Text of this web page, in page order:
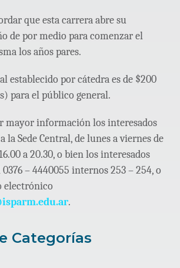
que esta carrera abre su
de por medio para comenzar el
los años pares.
establecido por cátedra es de $200
para el público general.
mayor información los interesados
la Sede Central, de lunes a viernes de
a 20.30, o bien los interesados
– 4440055 internos 253 – 254, o
electrónico
.
Categorías